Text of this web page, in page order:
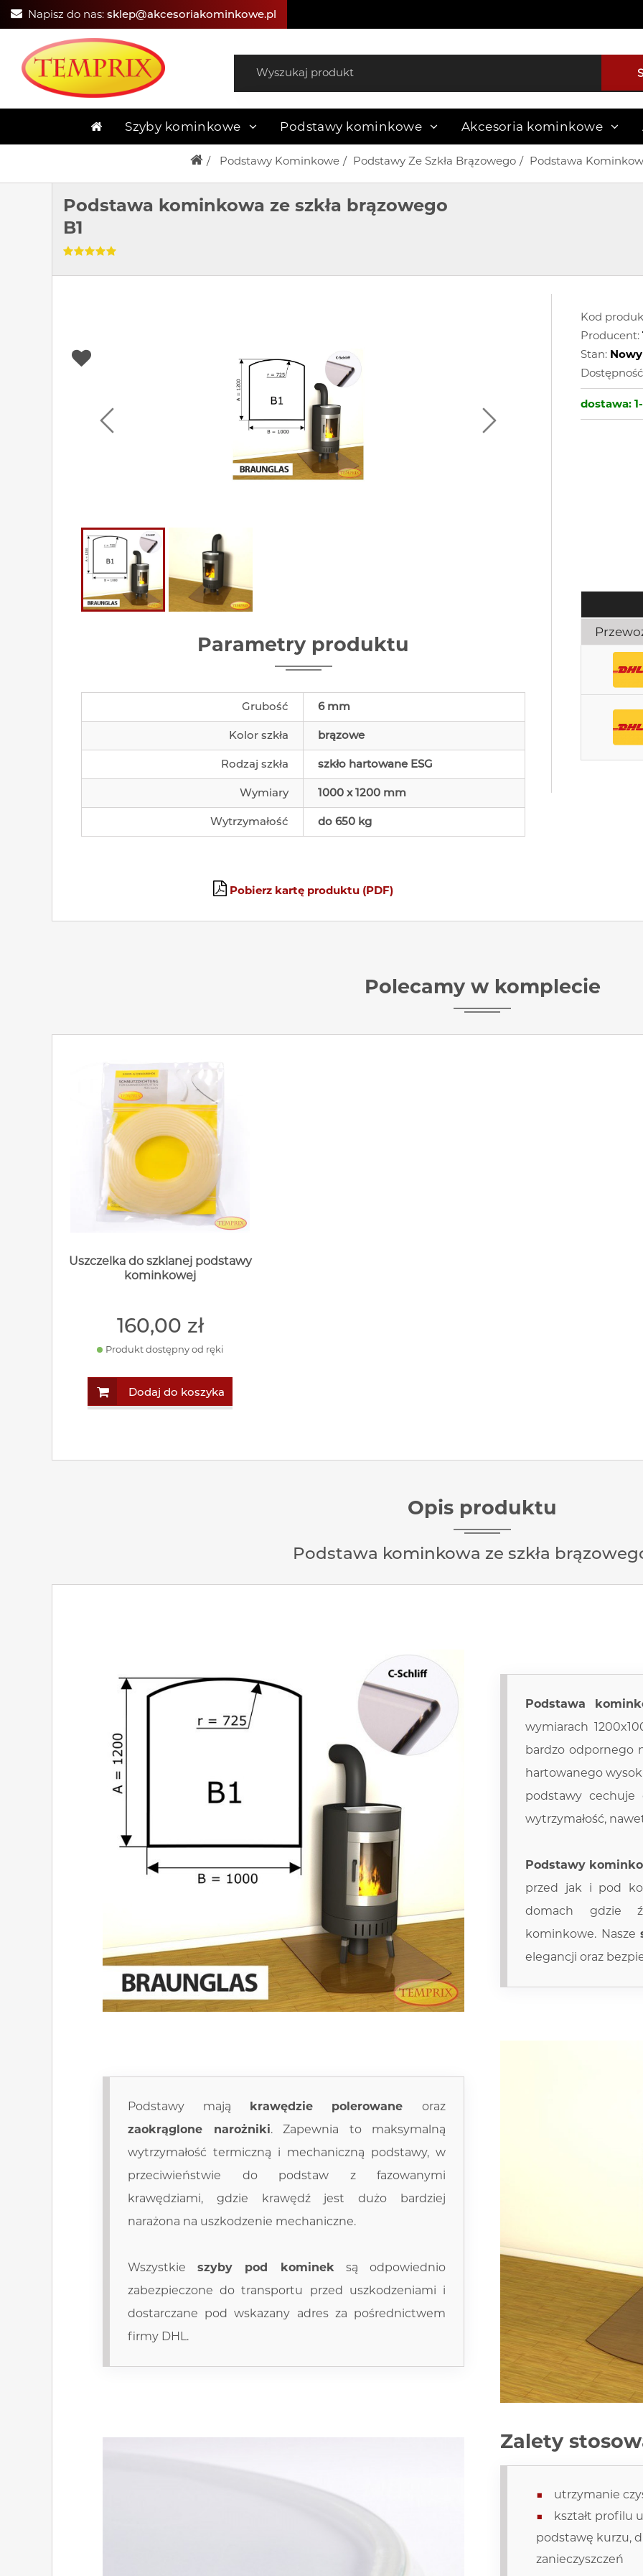
Napisz do nas: sklep@akcesoriakominkowe.pl
Szyby kominkowe Podstawy kominkowe Akcesoria kominkowe
Podstawy Kominkowe Podstawy Ze Szkła Brązowego Podstawa
Podstawa kominkowa ze szkła brązowego
B1
Parametry produktu
Grubość 6 mm
Kolor szkła brązowe
Rodzaj szkła szkło hartowane ESG
Wymiary 1000 x 1200 mm
Wytrzymałość do 650 kg
Pobierz kartę produktu (PDF)
Kod
Producent:
Stan:
dostawa:
Polecamy w komplecie
Uszczelka do szklanej podstawy
kominkowej
160,00 zł
Produkt dostępny od ręki
Dodaj do koszyka
Opis produktu
Podstawa kominkowa ze szkła
Podstawa
wymiarach
bardzo odpornego
hartowanego
podstawy cechuje
wytrzymałość,
Podstawy
przed jak i pod
domach gdzie
kominkowe. Nasze
elegancji oraz
Podstawy mają krawędzie polerowane oraz
zaokrąglone narożniki. Zapewnia to maksymalną
wytrzymałość termiczną i mechaniczną podstawy, w
przeciwieństwie do podstaw z fazowanymi
krawędziami, gdzie krawędź jest dużo bardziej
narażona na uszkodzenie mechaniczne.
Wszystkieszyby pod komineksą odpowiednio
zabezpieczone do transportu przed uszkodzeniami i
dostarczane pod wskazany adres za pośrednictwem
firmy DHL.
Zalety
utrzymanie
kształt profilu
podstawę kurzu,
zanieczyszczeń